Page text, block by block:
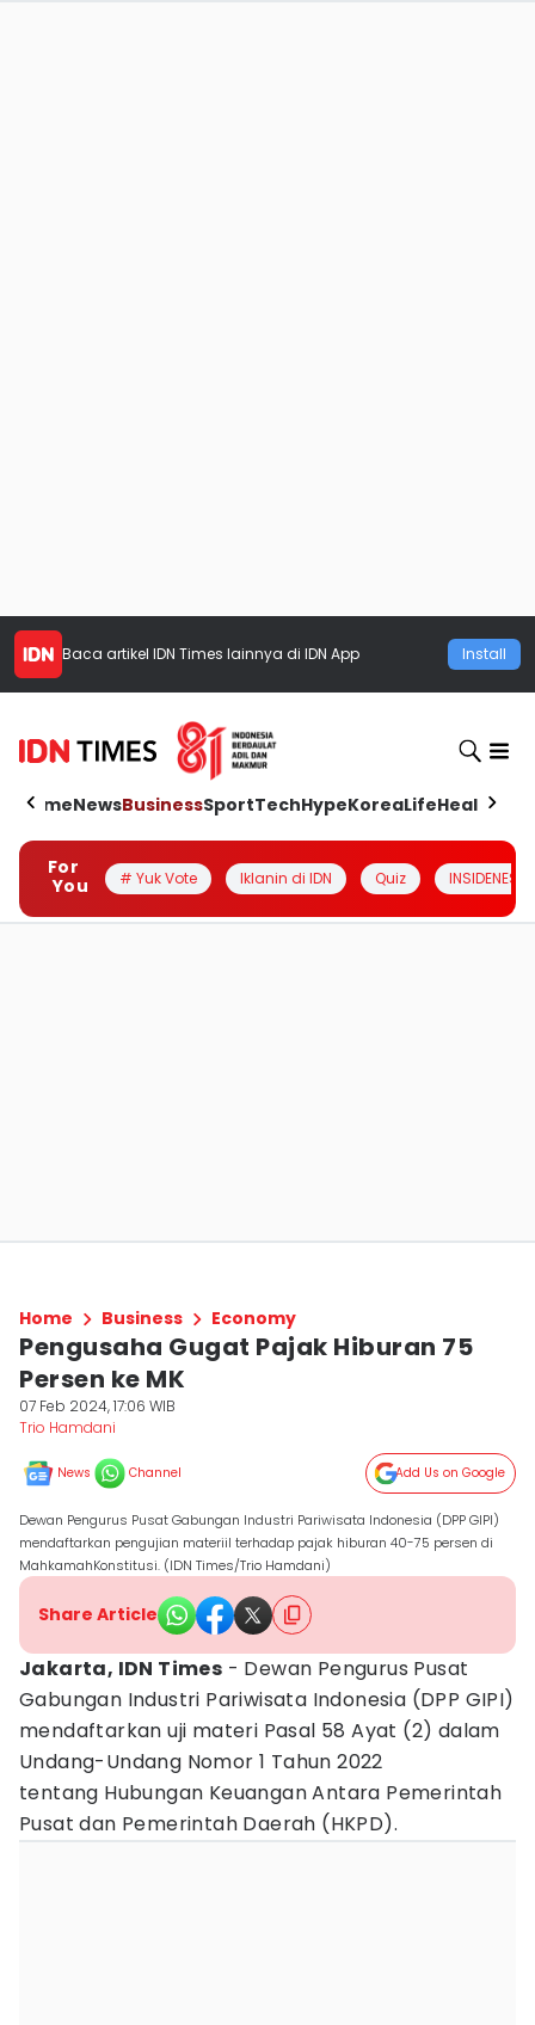
Baca artikel IDN Times lainnya di IDN App Install
HomeNewsBusinessSportTechHypeKoreaLifeHealth
For
You
# Yuk Vote Iklanin di IDN Quiz INSIDENESIA
Home Business Economy
Pengusaha Gugat Pajak Hiburan 75
Persen ke MK
07 Feb 2024, 17:06 WIB
Trio Hamdani
News Channel Add Us on Google
Dewan Pengurus Pusat Gabungan Industri Pariwisata Indonesia (DPP GIPI)
mendaftarkan pengujian materiil terhadap pajak hiburan 40-75 persen di
MahkamahKonstitusi. (IDN Times/Trio Hamdani)
Share Article
Jakarta, IDN Times - Dewan Pengurus Pusat
Gabungan Industri Pariwisata Indonesia (DPP GIPI)
mendaftarkan uji materi Pasal 58 Ayat (2) dalam
Undang-Undang Nomor 1 Tahun 2022
tentang Hubungan Keuangan Antara Pemerintah
Pusat dan Pemerintah Daerah (HKPD).